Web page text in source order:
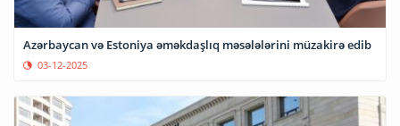
Azərbaycan və Estoniya əməkdaşlıq məsələlərini müzakirə edib
03-12-2025